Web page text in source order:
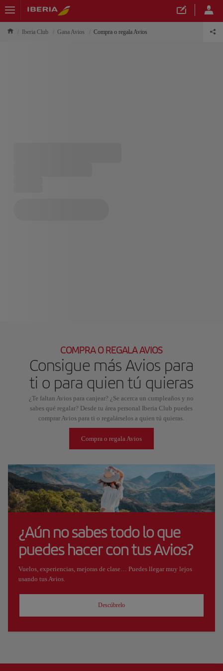
Iberia Club Gana Avios Compra o regala Avios
COMPRA O REGALA AVIOS
Consigue más Avios para
ti o para quien tú quieras
¿Te faltan Avios para canjear? ¿Se acerca un cumpleaños y no
sabes qué regalar? Desde tu área personal Iberia Club puedes
comprar Avios para ti o regalárselos a quien tú quieras.
Compra o regala Avios
¿Aún no sabes todo lo que
puedes hacer con tus Avios?
Vuelos, experiencias, mejoras de clase… Puedes llegar muy lejos
usando tus Avios.
Descúbrelo